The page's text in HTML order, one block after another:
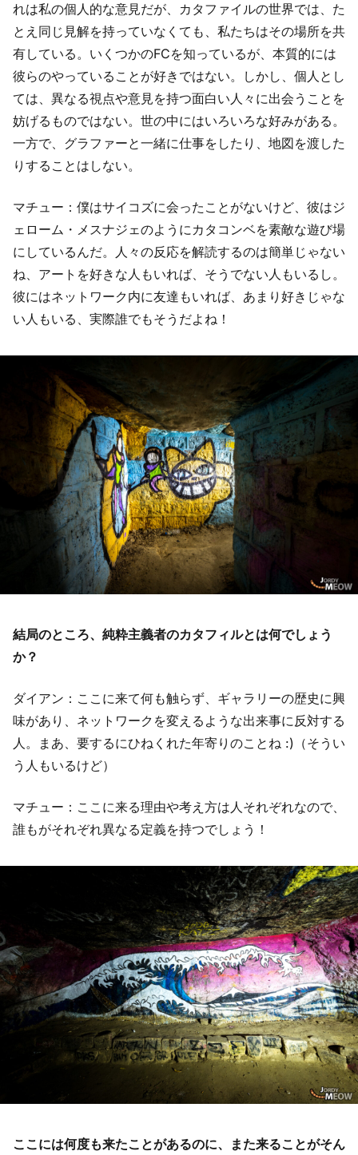
れは私の個人的な意見だが、カタファイルの世界では、た
とえ同じ見解を持っていなくても、私たちはその場所を共
有している。いくつかのFCを知っているが、本質的には
彼らのやっていることが好きではない。しかし、個人とし
ては、異なる視点や意見を持つ面白い人々に出会うことを
妨げるものではない。世の中にはいろいろな好みがある。
一方で、グラファーと一緒に仕事をしたり、地図を渡した
りすることはしない。
マチュー：僕はサイコズに会ったことがないけど、彼はジ
ェローム・メスナジェのようにカタコンベを素敵な遊び場
にしているんだ。人々の反応を解読するのは簡単じゃない
ね、アートを好きな人もいれば、そうでない人もいるし。
彼にはネットワーク内に友達もいれば、あまり好きじゃな
い人もいる、実際誰でもそうだよね！
結局のところ、純粋主義者のカタフィルとは何でしょう
か？
ダイアン：ここに来て何も触らず、ギャラリーの歴史に興
味があり、ネットワークを変えるような出来事に反対する
人。まあ、要するにひねくれた年寄りのことね :)（そうい
う人もいるけど）
マチュー：ここに来る理由や考え方は人それぞれなので、
誰もがそれぞれ異なる定義を持つでしょう！
ここには何度も来たことがあるのに、また来ることがそん